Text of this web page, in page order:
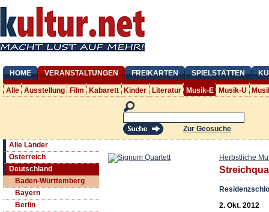
HOME VERANSTALTUNGEN FREIKARTEN SPIELSTÄTTEN
Alle Ausstellung Film Kabarett Kinder Literatur Musik-E Musik-U
Zur Geosuche
Alle Länder
Österreich
Deutschland
Baden-Württemberg
Bayern
Berlin
Herbstliche
2. Okt. 2012